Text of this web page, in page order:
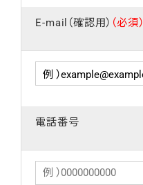
E-mail（確認用） （必須）
電話番号